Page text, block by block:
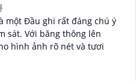
một Đầu ghi rất đáng chú ý
lên
hình ảnh rõ nét và tươi